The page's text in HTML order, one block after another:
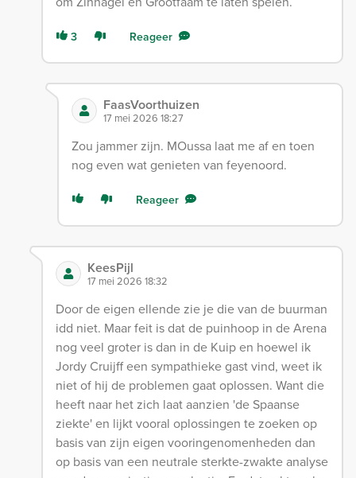
3 Reageer
FaasVoorthuizen
17 mei 2026 18:27
Zou jammer zijn. MOussa laat me af en toen
nog even wat genieten van feyenoord.
Reageer
KeesPijl
17 mei 2026 18:32
Door de eigen ellende zie je die van de buurman
idd niet. Maar feit is dat de puinhoop in de Arena
nog veel groter is dan in de Kuip en hoewel ik
Jordy Cruijff een sympathieke gast vind, weet ik
niet of hij de problemen gaat oplossen. Want die
heeft naar het zich laat aanzien 'de Spaanse
ziekte' en lijkt vooral oplossingen te zoeken op
basis van zijn eigen vooringenomenheden dan
op basis van een neutrale sterkte-zwakte analyse